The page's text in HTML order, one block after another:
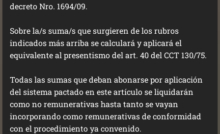
decreto Nro. 1694/09.
Sobre la/s suma/s que surgieren de los rubros
indicados más arriba se calculará y aplicará el
equivalente al presentismo del art. 40 del CCT 130/75.
Todas las sumas que deban abonarse por aplicación
del sistema pactado en este artículo se liquidarán
como no remunerativas hasta tanto se vayan
incorporando como remunerativas de conformidad
con el procedimiento ya convenido.